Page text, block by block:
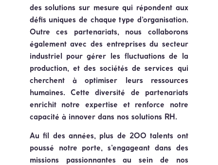
des solutions sur mesure qui répondent aux
défis uniques de chaque type d’organisation.
Outre ces partenariats, nous collaborons
également avec des entreprises du secteur
industriel pour gérer les fluctuations de la
production, et des sociétés de servicesqui
cherchent à optimiser leurs ressources
humaines. Cette diversité de partenariats
enrichit notre expertise et renforce notre
capacité à innover dans nos solutions RH.
Au fil des années, plus de 200 talents ont
poussé notre porte, s’engageant dans des
missions passionnantes au sein de nos